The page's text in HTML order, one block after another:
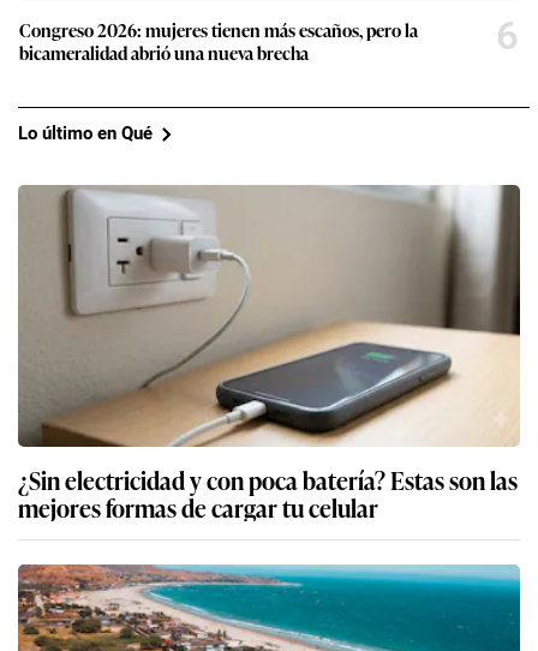
Congreso 2026: mujeres tienen más escaños, pero la
bicameralidad abrió una nueva brecha
6
Lo último en Qué
¿Sin electricidad y con poca batería? Estas son las
mejores formas de cargar tu celular